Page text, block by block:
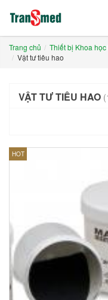
Trang chủ Thiết bị Khoa học
Vật tư tiêu hao
VẬT TƯ TIÊU HAO
HOT